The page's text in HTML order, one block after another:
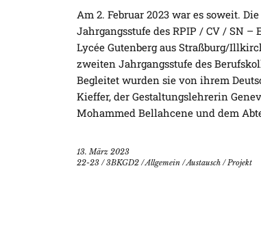
Am 2. Februar 2023 war es soweit.
Jahrgangsstufe des RPIP / CV / SN
Lycée Gutenberg aus Straßburg/
zweiten Jahrgangsstufe des
Begleitet wurden sie von ihrem
Kieffer, der Gestaltungslehrerin
Mohammed Bellahcene und dem
13. März 2023
22-23 /3BKGD2 /Allgemein /Austausch /Projekt